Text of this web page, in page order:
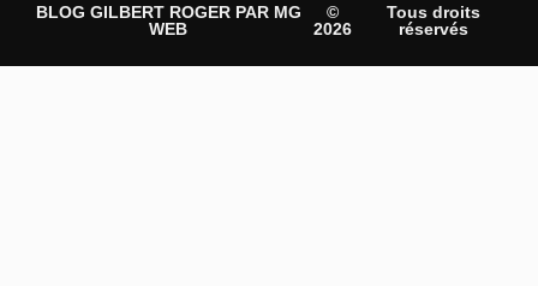
BLOG GILBERT ROGER PAR MG
WEB
©
2026
Tous droits
réservés